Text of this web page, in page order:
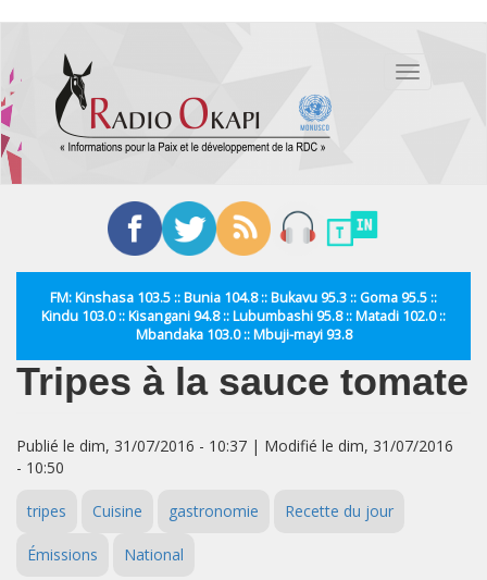
contenu
principal
Toggle
FM: Kinshasa 103.5 :: Bunia 104.8 :: Bukavu 95.3 :: Goma 95.5 ::
Kindu 103.0 :: Kisangani 94.8 :: Lubumbashi 95.8 :: Matadi 102.0 ::
Mbandaka 103.0 :: Mbuji-mayi 93.8
Tripes à la sauce tomate
Publié le dim, 31/07/2016 - 10:37 | Modifié le dim, 31/07/2016
- 10:50
tripes Cuisine gastronomie Recette du jour
Émissions National